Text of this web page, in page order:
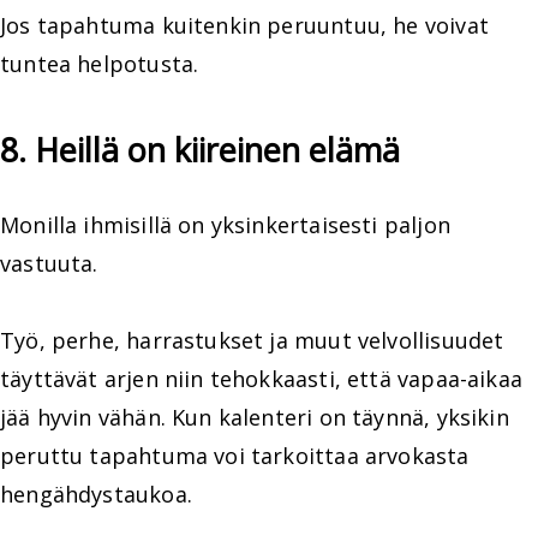
Jos tapahtuma kuitenkin peruuntuu, he voivat
tuntea helpotusta.
8. Heillä on kiireinen elämä
Monilla ihmisillä on yksinkertaisesti paljon
vastuuta.
Työ, perhe, harrastukset ja muut velvollisuudet
täyttävät arjen niin tehokkaasti, että vapaa-aikaa
jää hyvin vähän. Kun kalenteri on täynnä, yksikin
peruttu tapahtuma voi tarkoittaa arvokasta
hengähdystaukoa.